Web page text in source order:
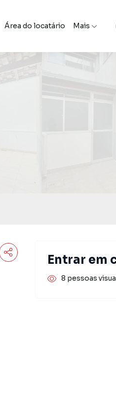
Área do locatário Mais
Entrar em
8 pessoas